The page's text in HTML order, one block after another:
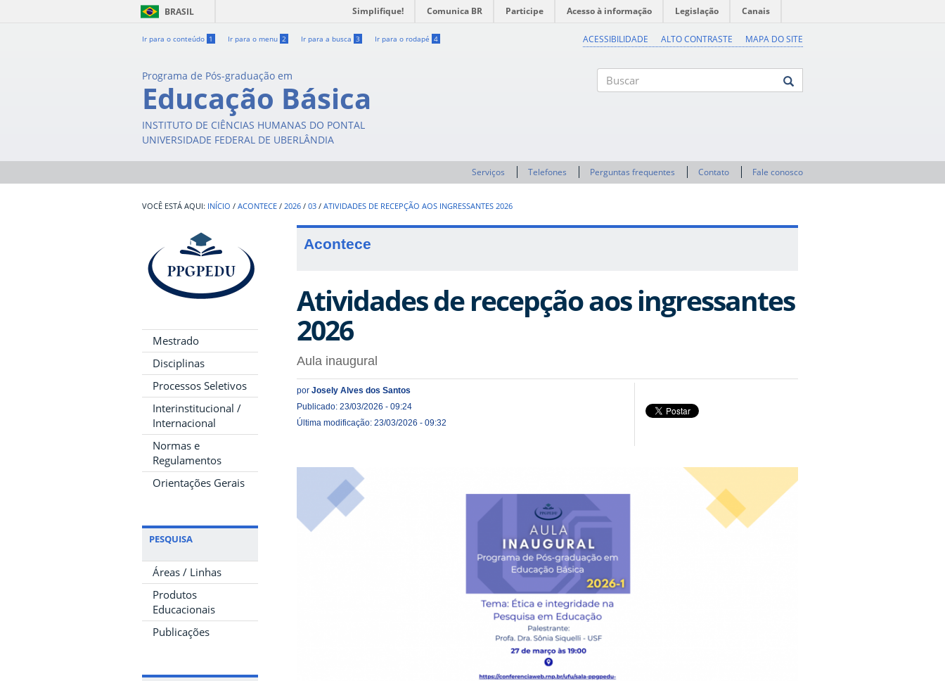
BRASIL Simplifique! Comunica BR Participe Acesso à informação Legislação Canais
Ir para o conteúdo 1 Ir para o menu 2 Ir para a busca 3 Ir para o rodapé 4 ACESSIBILIDADE ALTO CONTRASTE MAPA DO SITE
Programa de Pós-graduação em
Educação Básica
INSTITUTO DE CIÊNCIAS HUMANAS DO PONTAL
UNIVERSIDADE FEDERAL DE UBERLÂNDIA
Serviços Telefones Perguntas frequentes Contato Fale conosco
INÍCIO / ACONTECE / 2026 / 03 / ATIVIDADES DE RECEPÇÃO AOS INGRESSANTES 2026
Mestrado
Disciplinas
Processos Seletivos
Interinstitucional /
Internacional
Normas e
Regulamentos
Orientações Gerais
PESQUISA
Áreas / Linhas
Produtos
Educacionais
Publicações
Acontece
Atividades de recepção aos ingressantes
2026
Aula inaugural
por Josely Alves dos Santos
Publicado: 23/03/2026 - 09:24
Última modificação: 23/03/2026 - 09:32